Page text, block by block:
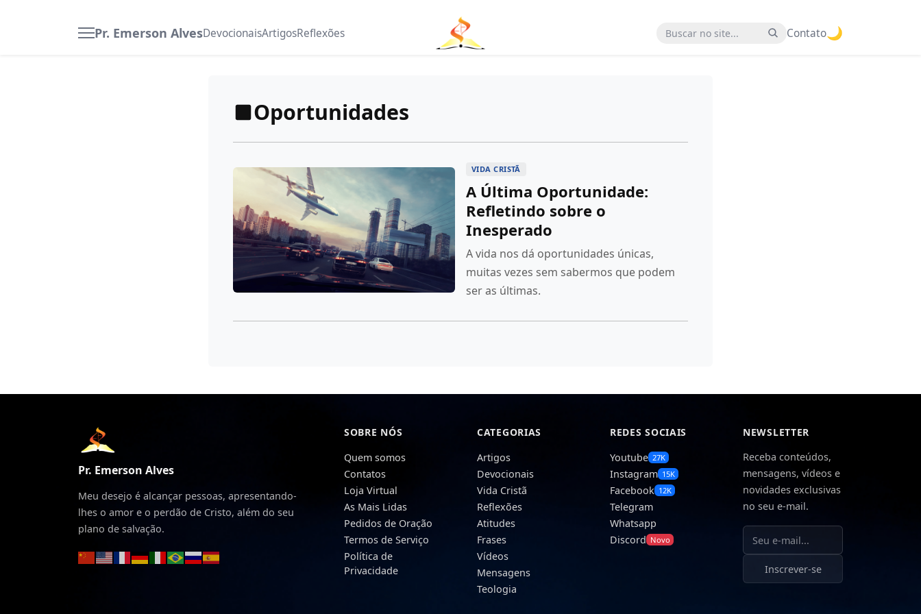
Pr. Emerson AlvesDevocionaisArtigosReflexões Buscar no site Contato🌙
Oportunidades
VIDA CRISTÃ
A Última Oportunidade:
Refletindo sobre o
Inesperado
A vida nos dá oportunidades únicas,
muitas vezes sem sabermos que podem
ser as últimas.
Pr. Emerson Alves
Meu desejo é alcançar pessoas, apresentando-
lhes o amor e o perdão de Cristo, além do seu
plano de salvação.
SOBRE NÓS
Quem somos
Contatos
Loja Virtual
As Mais Lidas
Pedidos de Oração
Termos de Serviço
Política de
Privacidade
CATEGORIAS
Artigos
Devocionais
Vida Cristã
Reflexões
Atitudes
Frases
Vídeos
Mensagens
Teologia
REDES SOCIAIS
Youtube 27K
Instagram 15K
Facebook 12K
Telegram
Whatsapp
Discord Novo
NEWSLETTER
Receba conteúdos,
mensagens, vídeos e
novidades exclusivas
no seu e-mail.
Seu e-mail
Inscrever-se